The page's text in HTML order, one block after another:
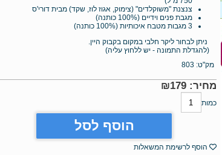
צנצנת "משוקלדים" (צימוק, אגוז לוז, שקד) מבית דורי'ס
מגבת פנים וידיים (100% כותנה)
3 מגבות מטבח איכותיות (100% כותנה)
ניתן לבחור ליקר חלבי במקום בקבוק היין.
(להגדלת התמונה - יש ללחוץ עליה)
מק"ט: 803
מחיר: ₪179
כמות
הוסף לסל
הוסף לרשימת המשאלות